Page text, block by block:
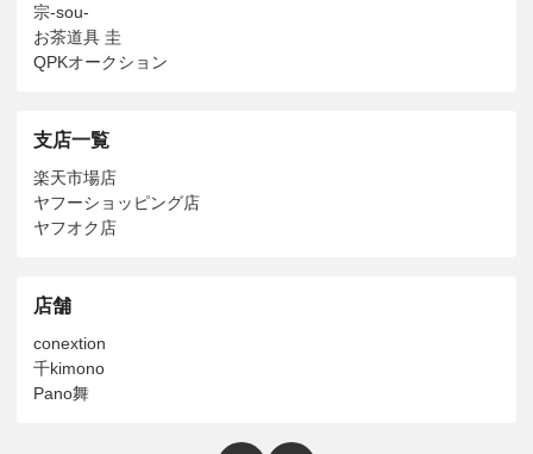
宗-sou-
お茶道具 圭
QPKオークション
支店一覧
楽天市場店
ヤフーショッピング店
ヤフオク店
店舗
conextion
千kimono
Pano舞